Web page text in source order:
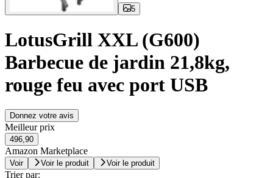
5
LotusGrill XXL (G600)
Barbecue de jardin 21,8kg,
rouge feu avec port USB
Donnez votre avis
Meilleur prix
496,90
Amazon Marketplace
Voir Voir le produit Voir le produit
Trier par: